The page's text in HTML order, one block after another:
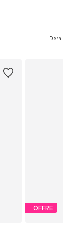
OFFRE